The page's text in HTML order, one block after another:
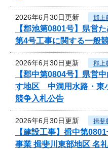
2026年6月30日更新 郡上
【郡池第0801号】県
第4号工事に関する一般
2026年6月30日更新 郡上
【郡中第0804号】県営
す地区 中洞用水路・東
競争入札公告
2026年6月30日更新 揖斐
【建設工事】揖中第
事業 揖斐川東部地区 名